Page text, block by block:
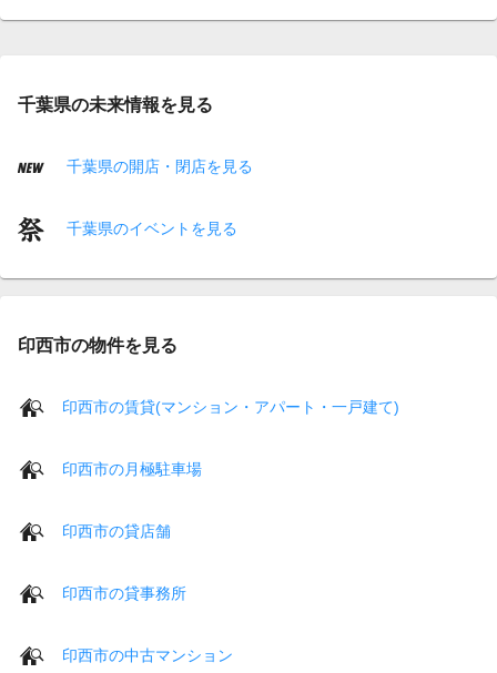
千葉県の未来情報を見る
千葉県の開店・閉店を見る
千葉県のイベントを見る
印西市の物件を見る
印西市の賃貸(マンション・アパート・一戸建て)
印西市の月極駐車場
印西市の貸店舗
印西市の貸事務所
印西市の中古マンション